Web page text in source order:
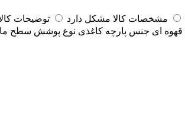
مشخصات کالا مشکل دارد توضیحات
قهوه ای جنس پارچه کاغذی نوع پوشش سطح